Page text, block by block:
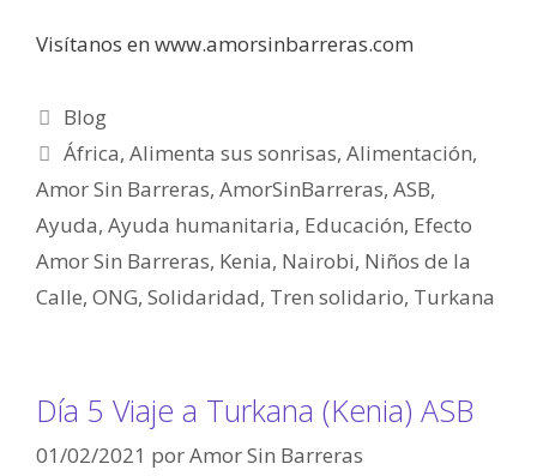
Visítanos en www.amorsinbarreras.com
Blog
África,Alimenta sus sonrisas,Alimentación,
Amor Sin Barreras, AmorSinBarreras, ASB,
Ayuda, Ayuda humanitaria, Educación, Efecto
Amor Sin Barreras, Kenia, Nairobi, Niños de la
Calle, ONG, Solidaridad, Tren solidario, Turkana
Día 5 Viaje a Turkana (Kenia) ASB
01/02/2021 porAmor Sin Barreras